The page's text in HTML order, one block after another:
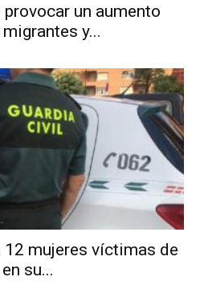
un aumento
y...
12 mujeres víctimas de
su...